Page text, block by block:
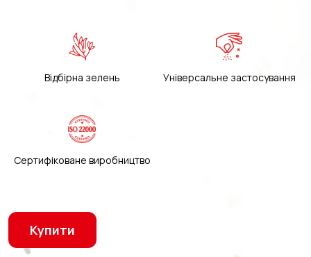
Відбірна зелень Універсальне застосування
Сертифіковане виробництво
Купити